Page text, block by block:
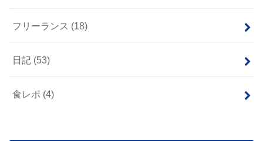
フリーランス (18)
日記 (53)
食レポ (4)